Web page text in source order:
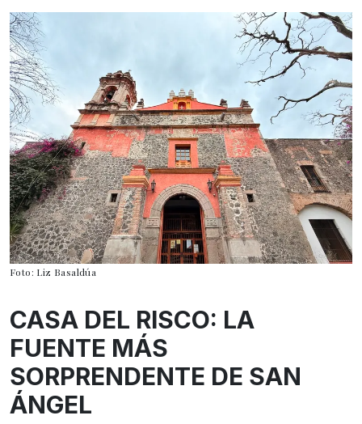
Foto: Liz Basaldúa
CASA DEL RISCO: LA
FUENTE MÁS
SORPRENDENTE DE SAN
ÁNGEL